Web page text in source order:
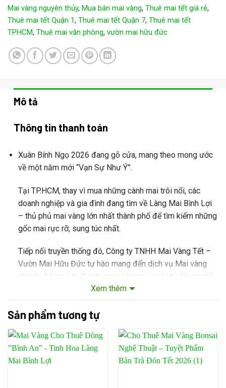
Mai vàng nguyên thủy, Mua bán mai vàng, Thuê mai tết giá rẻ,
Thuê mai tết Quận 1, Thuê mai tết Quận 7, Thuê mai tết
TPHCM, Thuê mai văn phòng, vườn mai hữu đức
Mô tả
Thông tin thanh toán
Xuân Bính Ngọ 2026 đang gõ cửa, mang theo mong ước
về một năm mới “Vạn Sự Như Ý”.
Tại TP.HCM, thay vì mua những cành mai trôi nổi, các
doanh nghiệp và gia đình đang tìm về Làng Mai Bình Lợi
– thủ phủ mai vàng lớn nhất thành phố để tìm kiếm những
gốc mai rực rỡ, sung túc nhất.
Tiếp nối truyền thống đó, Công ty TNHH Mai Vàng Tết –
Vườn Mai Hữu Đứctự hào mang đến dịch vụ Mai vàng
cho thuê trọn gói, đưa hương sắc mùa xuân từ làng nghề
vào tận văn phòng và tư gia của bạn.
Xem thêm
Sản phẩm tương tự